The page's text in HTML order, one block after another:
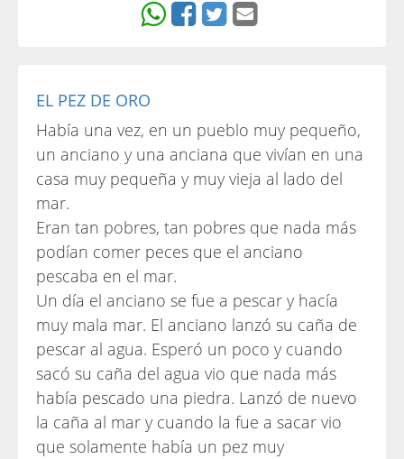
EL PEZ DE ORO
Había una vez, en un pueblo muy pequeño,
un anciano y una anciana que vivían en una
casa muy pequeña y muy vieja al lado del
mar.
Eran tan pobres, tan pobres que nada más
podían comer peces que el anciano
pescaba en el mar.
Un día el anciano se fue a pescar y hacía
muy mala mar. El anciano lanzó su caña de
pescar al agua. Esperó un poco y cuando
sacó su caña del agua vio que nada más
había pescado una piedra. Lanzó de nuevo
la caña al mar y cuando la fue a sacar vio
que solamente había un pez muy